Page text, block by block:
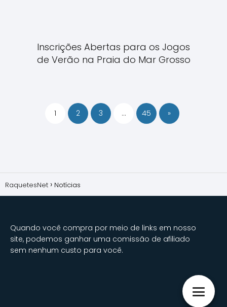
Inscrições Abertas para os Jogos
de Verão na Praia do Mar Grosso
1 2 3 … 45 »
RaquetesNet Notícias
Quando você compra por meio de links em nosso
site, podemos ganhar uma comissão de afiliado
sem nenhum custo para você.